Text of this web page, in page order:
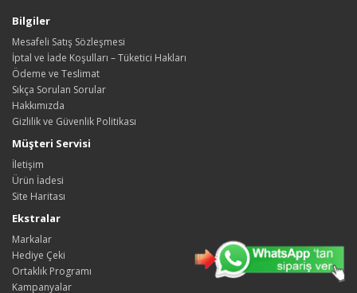
Bilgiler
Mesafeli Satış Sözleşmesi
İptal ve İade Koşulları – Tüketici Hakları
Ödeme ve Teslimat
Sıkça Sorulan Sorular
Hakkımızda
Gizlilik ve Güvenlik Politikası
Müşteri Servisi
İletişim
Ürün İadesi
Site Haritası
Ekstralar
Markalar
Hediye Çeki
Ortaklık Programı
Kampanyalar